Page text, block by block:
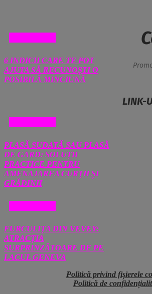
6 INDICII CARE TE POT
AJUTA SĂ RECUNOȘTI O
POSIBILĂ MINCIUNĂ
PLASĂ SUDATĂ SAU PLASĂ
DE GARD: SOLUȚII
PRACTICE PENTRU
AMENAJAREA CURȚII ȘI
GRĂDINII
FURCULIȚA DIN VEVEY:
ATRACȚIA
SURPRINZĂTOARE DE PE
LACUL GENEVA
LINK-
Politică privind fișierele
Politică de